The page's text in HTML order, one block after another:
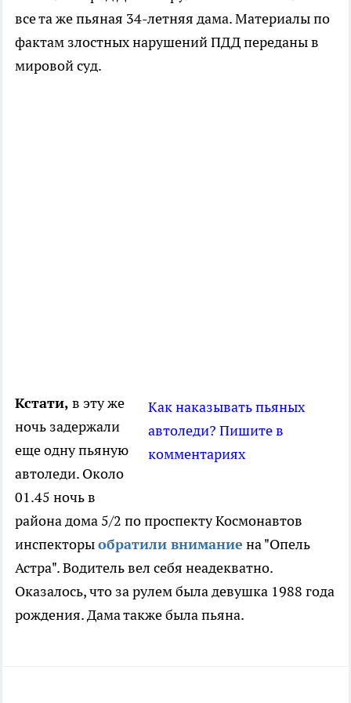
все та же пьяная 34-летняя дама. Материалы по
фактам злостных нарушений ПДД переданы в
мировой суд.
Как наказывать пьяных
автоледи? Пишите в
комментариях
Кстати, в эту же
ночь задержали
еще одну пьяную
автоледи. Около
01.45 ночь в
района дома 5/2 по проспекту Космонавтов
инспекторыобратили внимание на "Опель
Астра". Водитель вел себя неадекватно.
Оказалось, что за рулем была девушка 1988 года
рождения. Дама также была пьяна.